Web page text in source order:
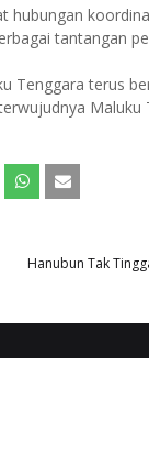
hubungan
tantangan
Tenggara terus
Hanubun Tak